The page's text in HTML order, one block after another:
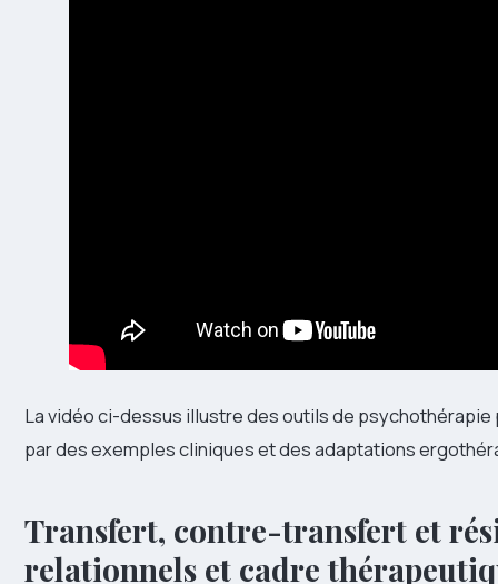
La vidéo ci-dessus illustre des outils de
par des exemples cliniques et des adaptations
Transfert, contre-transfert et
relationnels et cadre